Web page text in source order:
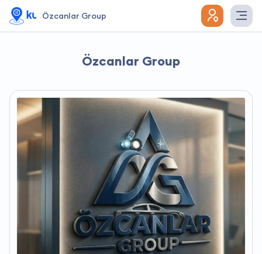
Özcanlar Group
Özcanlar Group